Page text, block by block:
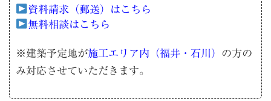
資料請求（郵送）はこちら
無料相談はこちら
※建築予定地が施工エリア内（福井・石川） の方の
み対応させていただきます。